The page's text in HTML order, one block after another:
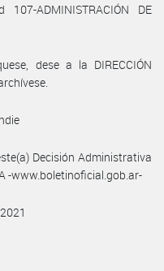
107-ADMINISTRACIÓN DE
dese a la DIRECCIÓN
Decisión Administrativa
-www.boletinoficial.gob.ar-